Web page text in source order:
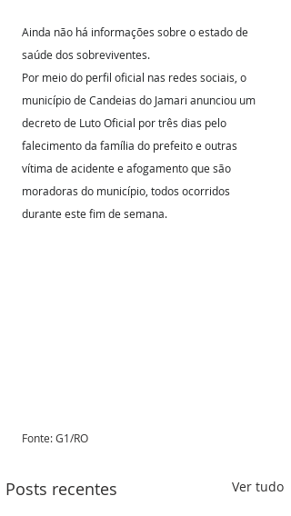
Ainda não há informações sobre o estado de
saúde dos sobreviventes.
Por meio do perfil oficial nas redes sociais, o
município de Candeias do Jamari anunciou um
decreto de Luto Oficial por três dias pelo
falecimento da família do prefeito e outras
vítima de acidente e afogamento que são
moradoras do município, todos ocorridos
durante este fim de semana.
Fonte: G1/RO
Posts recentes Ver tudo